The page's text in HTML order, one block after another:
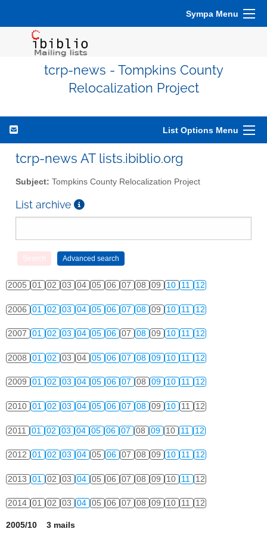
Sympa Menu
tcrp-news - Tompkins County
Relocalization Project
List Options Menu
tcrp-news AT lists.ibiblio.org
Subject: Tompkins County Relocalization Project
List archive
2005 01 02 03 04 05 06 07 08 09 10 11 12
2006 01 02 03 04 05 06 07 08 09 10 11 12
2007 01 02 03 04 05 06 07 08 09 10 11 12
2008 01 02 03 04 05 06 07 08 09 10 11 12
2009 01 02 03 04 05 06 07 08 09 10 11 12
2010 01 02 03 04 05 06 07 08 09 10 11 12
2011 01 02 03 04 05 06 07 08 09 10 11 12
2012 01 02 03 04 05 06 07 08 09 10 11 12
2013 01 02 03 04 05 06 07 08 09 10 11 12
2014 01 02 03 04 05 06 07 08 09 10 11 12
2005/10 3 mails